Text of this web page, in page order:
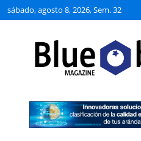
sábado, agosto 8, 2026, Sem. 32